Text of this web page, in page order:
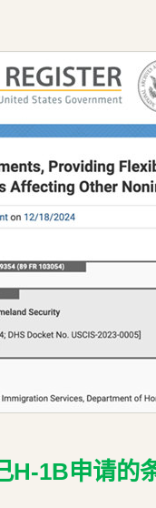
H-1B申请的